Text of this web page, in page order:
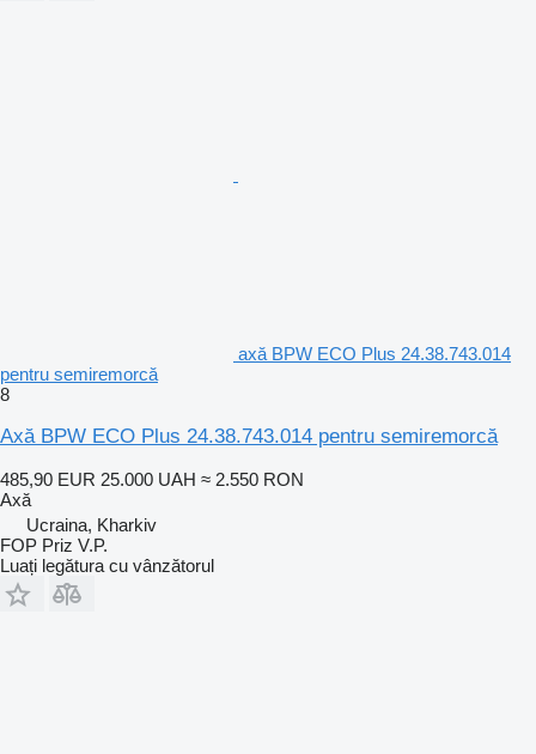
axă BPW ECO Plus 24.38.743.014
pentru semiremorcă
8
Axă BPW ECO Plus 24.38.743.014 pentru semiremorcă
485,90 EUR 25.000 UAH ≈ 2.550 RON
Axă
Ucraina, Kharkiv
FOP Priz V.P.
Luați legătura cu vânzătorul